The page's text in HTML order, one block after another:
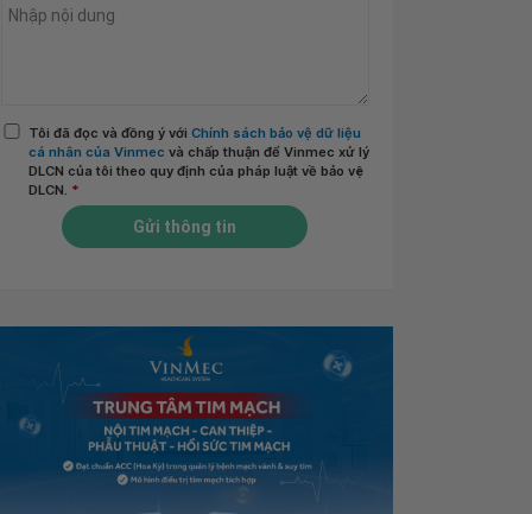
Tôi đã đọc và đồng ý với Chính sách bảo vệ dữ liệu
cá nhân của Vinmec và chấp thuận để Vinmec xử lý
DLCN của tôi theo quy định của pháp luật về bảo vệ
DLCN. *
Gửi thông tin